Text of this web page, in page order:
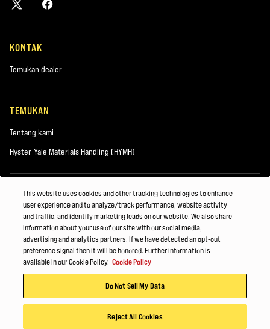
KONTAK
Temukan dealer
TEMUKAN
Tentang kami
Hyster-Yale Materials Handling (HYMH)
KARIER
Karier
© 2026 Hyster-Yale Materials Handling, Inc. semua hak cipta dilindungi
undang-undang.
Kebijakan Privasi Persyaratan Penggunaan Kebijakan Cookie
This website uses cookies and other tracking technologies to enhance
user experience and to analyze/track performance, website activity
and traffic, and identify marketing leads on our website. We also share
information about your use of our site with our social media,
advertising and analytics partners. If we have detected an opt-out
preference signal then it will be honored. Further information is
available in our Cookie Policy. Cookie Policy
Do Not Sell My Data
Reject All Cookies